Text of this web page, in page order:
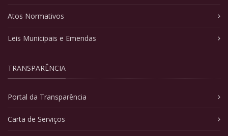
Atos Normativos
Leis Municipais e Emendas
TRANSPARÊNCIA
Portal da Transparência
Carta de Serviços